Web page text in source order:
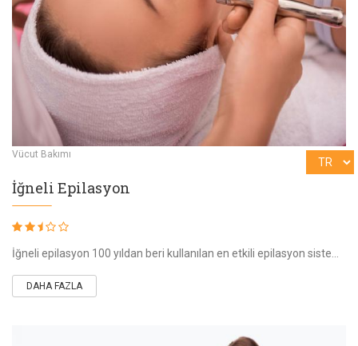
Vücut Bakımı
İğneli Epilasyon
DAHA FAZLA